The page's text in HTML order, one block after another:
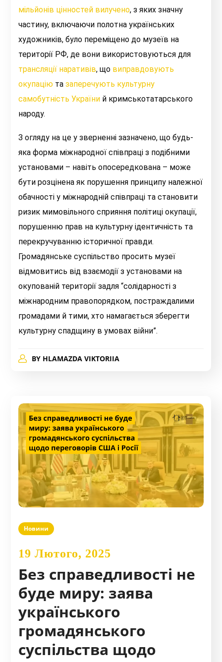
мільйонів цінностей вилучено, з яких значну
частину, включаючи полотна українських
художників, було переміщено до музеїв на
території РФ, де вони використовуються для
трансляції наративів, що виправдовують
окупацію тазаперечують культурну
самобутність України й кримськотатарського
народу.
З огляду на це у зверненні зазначено, що будь-
яка форма міжнародної співпраці з подібними
установами – навіть опосередкована – може
бути розцінена як порушення принципу належної
обачності у міжнародній співпраці та становити
ризик мимовільного сприяння політиці окупації,
порушенню прав на культурну ідентичність та
перекручуванню історичної правди.
Громадянське суспільство просить музеї
відмовитись від взаємодії з установами на
окупованій території задля “солідарності з
міжнародним правопорядком, постраждалими
громадами й тими, хто намагається зберегти
культурну спадщину в умовах війни”.
BY HLAMAZDA VIKTORIIA
Новини
19 Лютого, 2025
Без справедливості не
буде миру: заява
українського
громадянського
суспільства щодо